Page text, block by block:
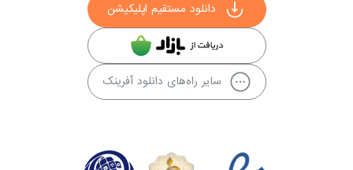
دانلود مستقیم اپلیکیشن
سایر راه‌های دانلود آفرینک